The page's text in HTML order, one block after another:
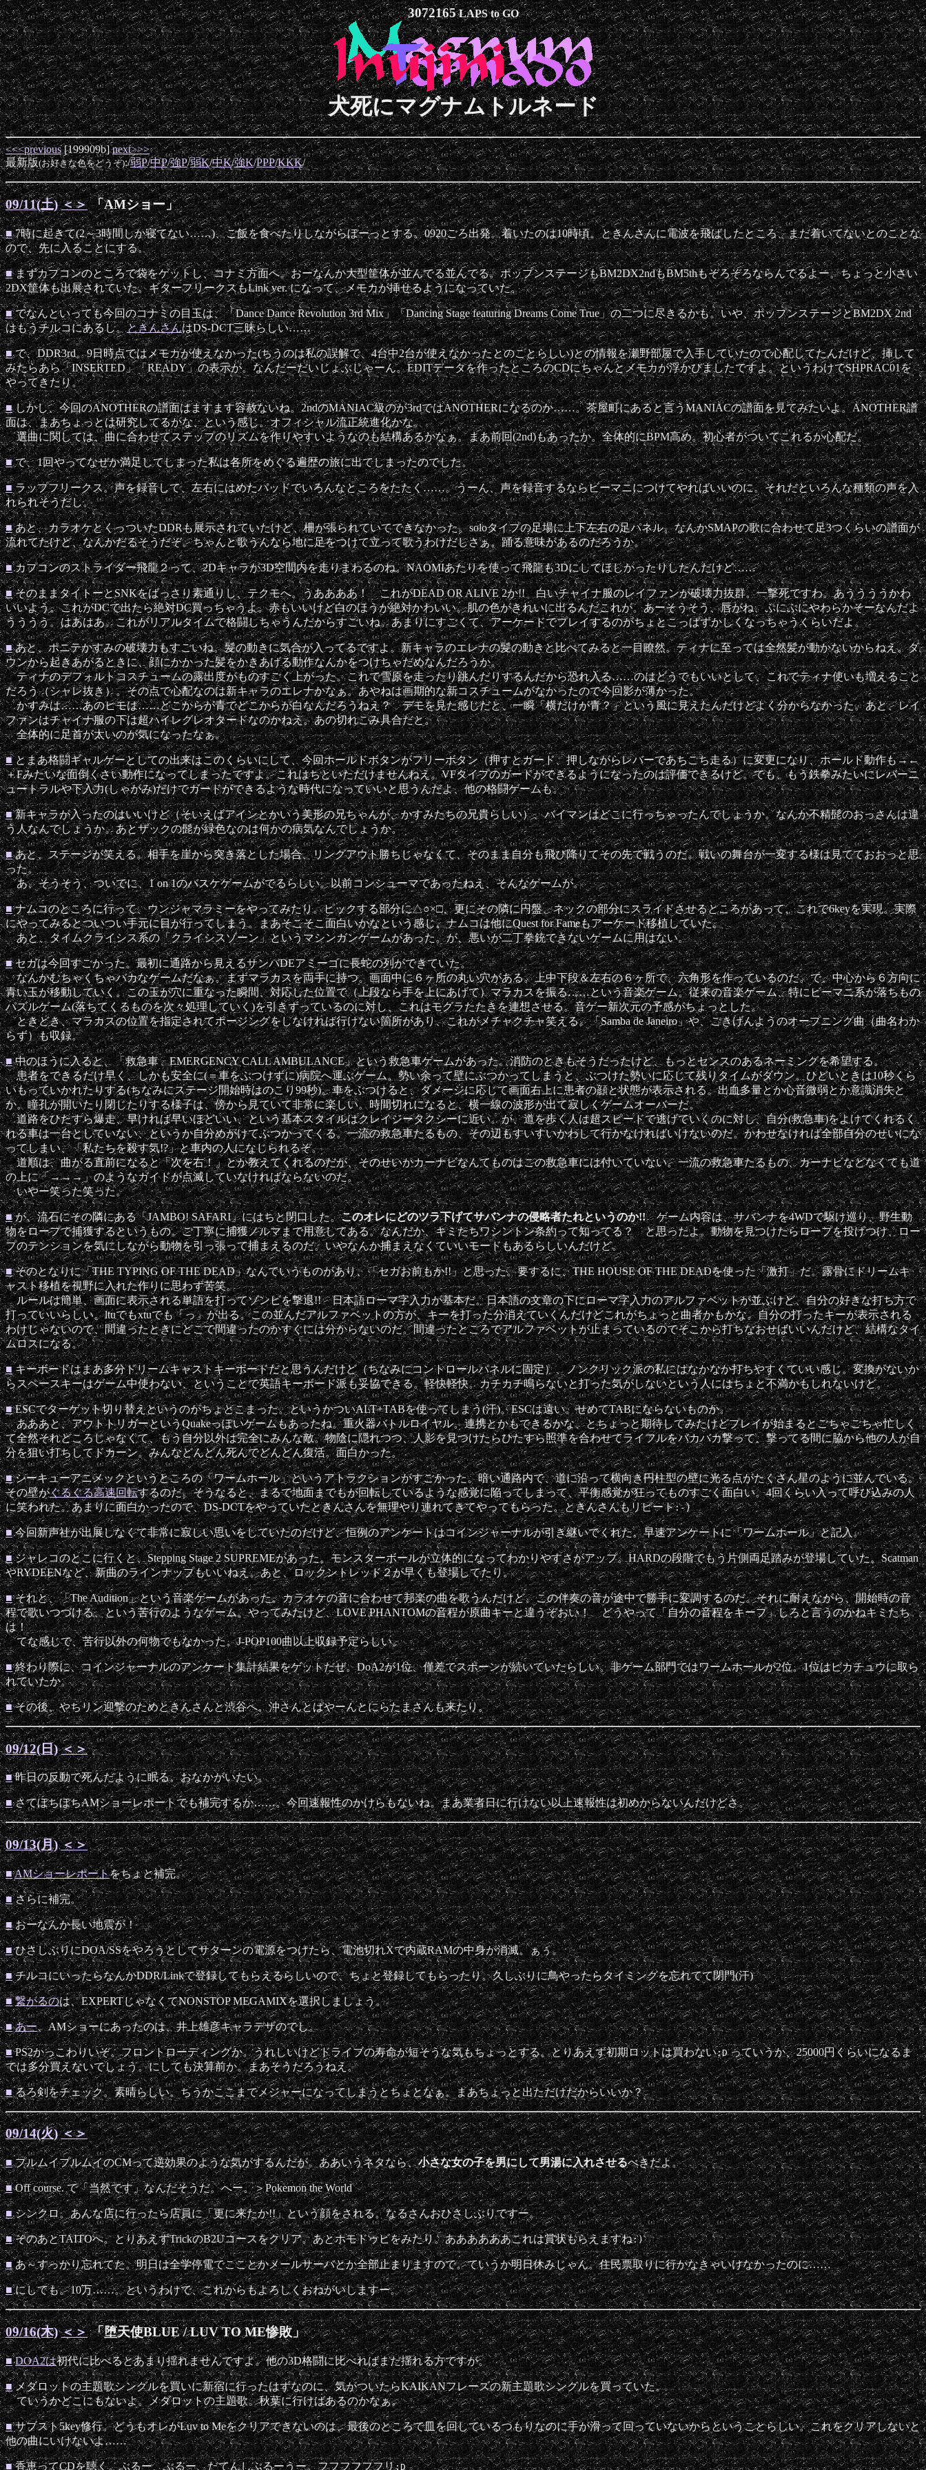
3072165LAPS to GO
犬死にマグナムトルネード
<<<previous[199909b]next>>>
最新版(お好きな色をどうぞ):/弱P/中P/強P/弱K/中K/強K/PPP/KKK/
09/11(土) ＜＞ 「AMショー」
■7時に起きて(2～3時間しか寝てない……)、ご飯を食べたりしながらぼーっとする。0920ごろ出発。着いたのは10時頃。ときんさんに電波を飛ばしたところ、まだ着いてないとのことな
ので、先に入ることにする。
■まずカプコンのところで袋をゲットし、コナミ方面へ。おーなんか大型筐体が並んでる並んでる。ポップンステージもBM2DX2ndもBM5thもぞろぞろならんでるよー。ちょっと小さい
2DX筐体も出展されていた。ギターフリークスもLink ver. になって、メモカが挿せるようになっていた。
■でなんといっても今回のコナミの目玉は、「Dance Dance Revolution 3rd Mix」「Dancing Stage featuring Dreams Come True」の二つに尽きるかも。いや、ポップンステージとBM2DX 2nd
はもうチルコにあるし。ときんさんはDS-DCT三昧らしい……
■で、DDR3rd。9日時点ではメモカが使えなかった(ちうのは私の誤解で、4台中2台が使えなかったとのことらしい)との情報を瀬野部屋で入手していたので心配してたんだけど、挿して
みたらあら「INSERTED」「READY」の表示が。なんだーだいじょぶじゃーん。EDITデータを作ったところのCDにちゃんとメモカが浮かびましたですよ。というわけでSHPRAC01を
やってきたり。
■しかし、今回のANOTHERの譜面はますます容赦ないね。2ndのMANIAC級のが3rdではANOTHERになるのか……。茶屋町にあると言うMANIACの譜面を見てみたいよ。ANOTHER譜
面は、まあちょっとは研究してるかな、という感じ。オフィシャル流正統進化かな。
選曲に関しては、曲に合わせてステップのリズムを作りやすいようなのも結構あるかなぁ。まあ前回(2nd)もあったか。全体的にBPM高め。初心者がついてこれるか心配だ。
■で、1回やってなぜか満足してしまった私は各所をめぐる遍歴の旅に出てしまったのでした。
■ラップフリークス。声を録音して、左右にはめたパッドでいろんなところをたたく……。うーん、声を録音するならビーマニにつけてやればいいのに。それだといろんな種類の声を入
れられそうだし。
■あと、カラオケとくっついたDDRも展示されていたけど、柵が張られていてできなかった。soloタイプの足場に上下左右の足パネル。なんかSMAPの歌に合わせて足3つくらいの譜面が
流れてたけど、なんかだるそうだぞ。ちゃんと歌うんなら地に足をつけて立って歌うわけだしさぁ。踊る意味があるのだろうか。
■カプコンのストライダー飛龍２って、2Dキャラが3D空間内を走りまわるのね。NAOMIあたりを使って飛龍も3Dにしてほしかったりしたんだけど……
■そのままタイトーとSNKをばっさり素通りし、テクモへ。うああああ！ これがDEAD OR ALIVE 2か!! 白いチャイナ服のレイファンが破壊力抜群。一撃死ですわ。あううううかわ
いいよう。これがDCで出たら絶対DC買っちゃうよ。赤もいいけど白のほうが絶対かわいい。肌の色がきれいに出るんだこれが。あーそうそう、唇がね、ぷにぷにやわらかそーなんだよ
うううう。はあはあ。これがリアルタイムで格闘しちゃうんだからすごいね。あまりにすごくて、アーケードでプレイするのがちょとこっぱずかしくなっちゃうくらいだよ。
■あと、ポニテかすみの破壊力もすごいね。髪の動きに気合が入ってるですよ。新キャラのエレナの髪の動きと比べてみると一目瞭然。ティナに至っては全然髪が動かないからねえ。ダ
ウンから起きあがるときに、顔にかかった髪をかきあげる動作なんかをつけちゃだめなんだろうか。
ティナのデフォルトコスチュームの露出度がものすごく上がった。これで雪原を走ったり跳んだりするんだから恐れ入る……のはどうでもいいとして、これでティナ使いも増えること
だろう（シャレ抜き）。その点で心配なのは新キャラのエレナかなぁ。あやねは画期的な新コスチュームがなかったので今回影が薄かった。
かすみは……あのヒモは……どこからが青でどこからが白なんだろうねえ？ デモを見た感じだと、一瞬「横だけが青？」という風に見えたんだけどよく分からなかった。あと、レイ
ファンはチャイナ服の下は超ハイレグレオタードなのかねえ。あの切れこみ具合だと。
全体的に足首が太いのが気になったなぁ。
■とまあ格闘ギャルゲーとしての出来はこのくらいにして、今回ホールドボタンがフリーボタン（押すとガード、押しながらレバーであちこち走る）に変更になり、ホールド動作も→←
＋Fみたいな面倒くさい動作になってしまったですよ。これはちといただけませんねえ。VFタイプのガードができるようになったのは評価できるけど。でも、もう鉄拳みたいにレバーニ
ュートラルや下入力(しゃがみ)だけでガードができるような時代になっていいと思うんだよ、他の格闘ゲームも。
■新キャラが入ったのはいいけど（そいえばアインとかいう美形の兄ちゃんが、かすみたちの兄貴らしい）、バイマンはどこに行っちゃったんでしょうか。なんか不精髭のおっさんは違
う人なんでしょうか。あとザックの髭が緑色なのは何かの病気なんでしょうか。
■あと、ステージが笑える。相手を崖から突き落とした場合、リングアウト勝ちじゃなくて、そのまま自分も飛び降りてその先で戦うのだ。戦いの舞台が一変する様は見てておおっと思
った。
あ、そうそう、ついでに、1 on 1のバスケゲームがでるらしい。以前コンシューマであったねえ、そんなゲームが。
■ナムコのところに行って、ウンジャマラミーをやってみたり。ピックする部分に△○×□、更にその隣に円盤、ネックの部分にスライドさせるところがあって、これで6keyを実現。実際
にやってみるとついつい手元に目が行ってしまう。まあそこそこ面白いかなという感じ。ナムコは他にQuest for Fameもアーケード移植していた。
あと、タイムクライシス系の「クライシスゾーン」というマシンガンゲームがあった。が、悪いが二丁拳銃できないゲームに用はない。
■セガは今回すごかった。最初に通路から見えるサンバDEアミーゴに長蛇の列ができていた。
なんかむちゃくちゃバカなゲームだなぁ。まずマラカスを両手に持つ。画面中に６ヶ所の丸い穴がある。上中下段＆左右の６ヶ所で、六角形を作っているのだ。で、中心から６方向に
青い玉が移動していく。この玉が穴に重なった瞬間、対応した位置で（上段なら手を上にあげて）マラカスを振る……という音楽ゲーム。従来の音楽ゲーム、特にビーマニ系が落ちもの
パズルゲーム(落ちてくるものを次々処理していく)を引きずっているのに対し、これはモグラたたきを連想させる。音ゲー新次元の予感がちょっとした。
ときどき、マラカスの位置を指定されてポージングをしなければ行けない箇所があり、これがメチャクチャ笑える。「Samba de Janeiro」や、ごきげんようのオープニング曲（曲名わか
らず）も収録。
■中のほうに入ると、「救急車 EMERGENCY CALL AMBULANCE」という救急車ゲームがあった。消防のときもそうだったけど、もっとセンスのあるネーミングを希望する。
患者をできるだけ早く、しかも安全に(＝車をぶつけずに)病院へ運ぶゲーム。勢い余って壁にぶつかってしまうと、ぶつけた勢いに応じて残りタイムがダウン。ひどいときは10秒くら
いもっていかれたりする(ちなみにステージ開始時はのこり99秒)。車をぶつけると、ダメージに応じて画面右上に患者の顔と状態が表示される。出血多量とか心音微弱とか意識消失と
か。瞳孔が開いたり閉じたりする様子は、傍から見ていて非常に楽しい。時間切れになると、横一線の波形が出て寂しくゲームオーバーだ。
道路をひたすら爆走、早ければ早いほどいい、という基本スタイルはクレイジータクシーに近い。が、道を歩く人は超スピードで逃げていくのに対し、自分(救急車)をよけてくれるく
れる車は一台としていない、というか自分めがけてぶつかってくる。一流の救急車たるもの、その辺もすいすいかわして行かなければいけないのだ。かわせなければ全部自分のせいにな
ってしまい、「私たちを殺す気!?」と車内の人になじられるぞ。
道順は、曲がる直前になると「次を右！」とか教えてくれるのだが、そのせいかカーナビなんてものはこの救急車には付いていない。一流の救急車たるもの、カーナビなどなくても道
の上に「→→→」のようなガイドが点滅していなければならないのだ。
いやー笑った笑った。
■が、流石にその隣にある「JAMBO! SAFARI」にはちと閉口した。このオレにどのツラ下げてサバンナの侵略者たれというのか!!ゲーム内容は、サバンナを4WDで駆け巡り、野生動
物をロープで捕獲するというもの。ご丁寧に捕獲ノルマまで用意してある。なんだか、キミたちワシントン条約って知ってる？ と思ったよ。動物を見つけたらロープを投げつけ、ロー
プのテンションを気にしながら動物を引っ張って捕まえるのだ。いやなんか捕まえなくていいモードもあるらしいんだけど。
■そのとなりに「THE TYPING OF THE DEAD」なんていうものがあり、「セガお前もか!!」と思った。要するに、THE HOUSE OF THE DEADを使った「激打」だ。露骨にドリームキ
ャスト移植を視野に入れた作りに思わず苦笑。
ルールは簡単、画面に表示される単語を打ってゾンビを撃退!! 日本語ローマ字入力が基本だ。日本語の文章の下にローマ字入力のアルファベットが並ぶけど、自分の好きな打ち方で
打っていいらしい。ltuでもxtuでも「っ」が出る。この並んだアルファベットの方が、キーを打った分消えていくんだけどこれがちょっと曲者かもかな。自分の打ったキーが表示される
わけじゃないので、間違ったときにどこで間違ったのかすぐには分からないのだ。間違ったところでアルファベットが止まっているのでそこから打ちなおせばいいんだけど、結構なタイ
ムロスになる。
■キーボードはまあ多分ドリームキャストキーボードだと思うんだけど（ちなみにコントロールパネルに固定）、ノンクリック派の私にはなかなか打ちやすくていい感じ。変換がないか
らスペースキーはゲーム中使わない、ということで英語キーボード派も妥協できる。軽快軽快。カチカチ鳴らないと打った気がしないという人にはちょと不満かもしれないけど。
■ESCでターゲット切り替えというのがちょとこまった。というかついALT+TABを使ってしまう(汗)。ESCは遠い。せめてTABにならないものか。
あああと、アウトトリガーというQuakeっぽいゲームもあったね。重火器バトルロイヤル。連携とかもできるかな、とちょっと期待してみたけどプレイが始まるとごちゃごちゃ忙しく
て全然それどころじゃなくて、もう自分以外は完全にみんな敵。物陰に隠れつつ、人影を見つけたらひたすら照準を合わせてライフルをバカバカ撃って、撃ってる間に脇から他の人が自
分を狙い打ちしてドカーン。みんなどんどん死んでどんどん復活。面白かった。
■シーキューアニメックというところの「ワームホール」というアトラクションがすごかった。暗い通路内で、道に沿って横向き円柱型の壁に光る点がたくさん星のように並んでいる。
その壁がぐるぐる高速回転するのだ。そうなると、まるで地面までもが回転しているような感覚に陥ってしまって、平衡感覚が狂ってものすごく面白い。4回くらい入って呼び込みの人
に笑われた。あまりに面白かったので、DS-DCTをやっていたときんさんを無理やり連れてきてやってもらった。ときんさんもリピート:-)
■今回新声社が出展しなくて非常に寂しい思いをしていたのだけど、恒例のアンケートはコインジャーナルが引き継いでくれた。早速アンケートに「ワームホール」と記入。
■ジャレコのとこに行くと、Stepping Stage 2 SUPREMEがあった。モンスターボールが立体的になってわかりやすさがアップ。HARDの段階でもう片側両足踏みが登場していた。Scatman
やRYDEENなど、新曲のラインナップもいいねえ。あと、ロックントレッド２が早くも登場してたり。
■それと、「The Audition」という音楽ゲームがあった。カラオケの音に合わせて邦楽の曲を歌うんだけど、この伴奏の音が途中で勝手に変調するのだ。それに耐えながら、開始時の音
程で歌いつづける、という苦行のようなゲーム。やってみたけど、LOVE PHANTOMの音程が原曲キーと違うぞおい！ どうやって「自分の音程をキープ」しろと言うのかねキミたち
は！
てな感じで、苦行以外の何物でもなかった。J-POP100曲以上収録予定らしい。
■終わり際に、コインジャーナルのアンケート集計結果をゲットだぜ。DoA2が1位、僅差でスポーンが続いていたらしい。非ゲーム部門ではワームホールが2位。1位はピカチュウに取ら
れていたか。
■その後、やちリン迎撃のためときんさんと渋谷へ。沖さんとぱやーんとにらたまさんも来たり。
09/12(日) ＜＞
■昨日の反動で死んだように眠る。おなかがいたい。
■さてぼちぼちAMショーレポートでも補完するか……。今回速報性のかけらもないね。まあ業者日に行けない以上速報性は初めからないんだけどさ。
09/13(月) ＜＞
■AMショーレポートをちょと補完。
■さらに補完。
■おーなんか長い地震が！
■ひさしぶりにDOA/SSをやろうとしてサターンの電源をつけたら、電池切れXで内蔵RAMの中身が消滅。ぁぅ。
■チルコにいったらなんかDDR/Linkで登録してもらえるらしいので、ちょと登録してもらったり。久しぶりに鳥やったらタイミングを忘れてて閉門(汗)
■ 繋がるのは、EXPERTじゃなくてNONSTOP MEGAMIXを選択しましょう。
■ あー、AMショーにあったのは、井上雄彦キャラデザのでし。
■PS2かっこわりいぞ。フロントローディングか。うれしいけどドライブの寿命が短そうな気もちょっとする。とりあえず初期ロットは買わない:Dっていうか、25000円くらいになるま
では多分買えないでしょう。にしても決算前か。まあそうだろうねえ。
■るろ剣をチェック。素晴らしい。ちうかここまでメジャーになってしまうとちょとなぁ。まあちょっと出ただけだからいいか？
09/14(火) ＜＞
■プルムイプルムイのCMって逆効果のような気がするんだが。ああいうネタなら、小さな女の子を男にして男湯に入れさせるべきだよ。
■Off course. で「当然です」なんだそうだ。へー。＞Pokemon the World
■シンクロ。あんな店に行ったら店員に「更に来たか!!」という顔をされる。なるさんおひさしぶりですー。
■そのあとTAITOへ。とりあえずTrickのB2Uコースをクリア。あとホモドゥビをみたり。ああああああこれは賞状もらえますね:)
■あ～すっかり忘れてた。明日は全学停電でこことかメールサーバとか全部止まりますので。ていうか明日休みじゃん。住民票取りに行かなきゃいけなかったのに……
■にしても。10万……。というわけで、これからもよろしくおねがいしますー。
09/16(木) ＜＞ 「堕天使BLUE / LUV TO ME惨敗」
■ DOA2は初代に比べるとあまり揺れませんですよ。他の3D格闘に比べればまだ揺れる方ですが。
■メダロットの主題歌シングルを買いに新宿に行ったはずなのに、気がついたらKAIKANフレーズの新主題歌シングルを買っていた。
ていうかどこにもないよ。メダロットの主題歌。秋葉に行けばあるのかなぁ。
■サブスト5key修行。どうもオレがLuv to Meをクリアできないのは、最後のところで皿を回しているつもりなのに手が滑って回っていないからということらしい。これをクリアしないと
他の曲にいけないよ……
■香恵ってCDを聴く。ぶるー、ぶるー、だてんしぶるーうー。フフフフフフリ:D